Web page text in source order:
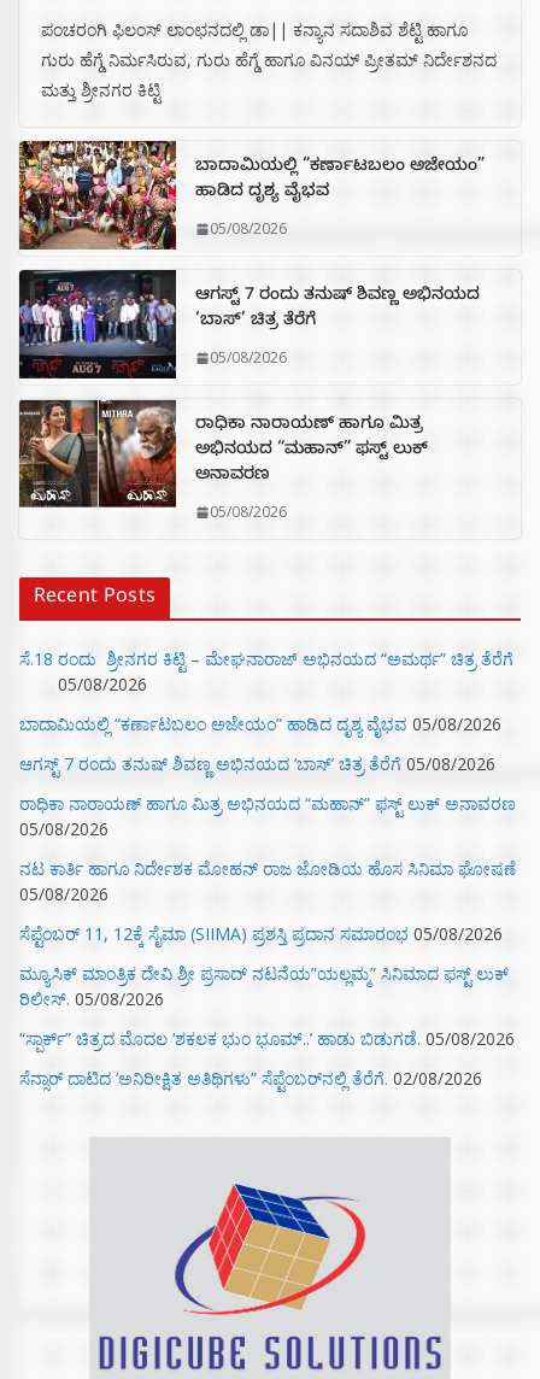
ಪಂಚರಂಗಿ ಫಿಲಂಸ್ ಲಾಂಛನದಲ್ಲಿ ಡಾ|| ಕನ್ಯಾನ ಸದಾಶಿವ ಶೆಟ್ಟಿ ಹಾಗೂ
ಗುರು ಹೆಗ್ಡೆ ನಿರ್ಮಸಿರುವ, ಗುರು ಹೆಗ್ಡೆ ಹಾಗೂ ವಿನಯ್ ಪ್ರೀತಮ್ ನಿರ್ದೇಶನದ
ಮತ್ತು ಶ್ರೀನಗರ ಕಿಟ್ಟಿ
ಬಾದಾಮಿಯಲ್ಲಿ “ಕರ್ಣಾಟಬಲಂ ಅಜೇಯಂ”
ಹಾಡಿದ ದೃಶ್ಯ ವೈಭವ
05/08/2026
ಆಗಸ್ಟ್ 7 ರಂದು ತನುಷ್ ಶಿವಣ್ಣ ಅಭಿನಯದ
‘ಬಾಸ್’ ಚಿತ್ರ ತೆರೆಗೆ
05/08/2026
ರಾಧಿಕಾ ನಾರಾಯಣ್ ಹಾಗೂ ಮಿತ್ರ
ಅಭಿನಯದ “ಮಹಾನ್” ಫಸ್ಟ್ ಲುಕ್
ಅನಾವರಣ
05/08/2026
Recent Posts
ಸೆ.18 ರಂದು ಶ್ರೀನಗರ ಕಿಟ್ಟಿ – ಮೇಘನಾರಾಜ್ ಅಭಿನಯದ “ಅಮರ್ಥ” ಚಿತ್ರ ತೆರೆಗೆ
05/08/2026
ಬಾದಾಮಿಯಲ್ಲಿ “ಕರ್ಣಾಟಬಲಂ ಅಜೇಯಂ” ಹಾಡಿದ ದೃಶ್ಯ ವೈಭವ 05/08/2026
ಆಗಸ್ಟ್ 7 ರಂದು ತನುಷ್ ಶಿವಣ್ಣ ಅಭಿನಯದ ‘ಬಾಸ್’ ಚಿತ್ರ ತೆರೆಗೆ 05/08/2026
ರಾಧಿಕಾ ನಾರಾಯಣ್ ಹಾಗೂ ಮಿತ್ರ ಅಭಿನಯದ “ಮಹಾನ್” ಫಸ್ಟ್ ಲುಕ್ ಅನಾವರಣ
05/08/2026
ನಟ ಕಾರ್ತಿ ಹಾಗೂ ನಿರ್ದೇಶಕ ಮೋಹನ್ ರಾಜ ಜೋಡಿಯ ಹೊಸ ಸಿನಿಮಾ ಘೋಷಣೆ
05/08/2026
ಸೆಪ್ಟೆಂಬರ್ 11, 12ಕ್ಕೆ ಸೈಮಾ (SIIMA) ಪ್ರಶಸ್ತಿ ಪ್ರದಾನ ಸಮಾರಂಭ 05/08/2026
ಮ್ಯೂಸಿಕ್‌ ಮಾಂತ್ರಿಕ ದೇವಿ ಶ್ರೀ ಪ್ರಸಾದ್ ನಟನೆಯ”ಯಲ್ಲಮ್ಮ” ಸಿನಿಮಾದ ಫಸ್ಟ್‌ ಲುಕ್‌
ರಿಲೀಸ್. 05/08/2026
“ಸ್ಪಾರ್ಕ್” ಚಿತ್ರದ ಮೊದಲ‌ ‘ಶಕಲಕ ಭುಂ‌ ಭೂಮ್..’ ಹಾಡು ಬಿಡುಗಡೆ. 05/08/2026
ಸೆನ್ಸಾರ್ ದಾಟಿದ ‘ಅನಿರೀಕ್ಷಿತ ಅತಿಥಿಗಳು” ಸೆಪ್ಟೆಂಬರ್‌ನಲ್ಲಿ ತೆರೆಗೆ. 02/08/2026